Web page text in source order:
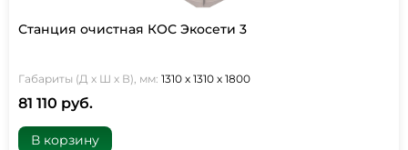
Станция очистная КОС Экосети 3
Габариты (Д х Ш х В), мм: 1310 х 1310 х 1800
81 110 руб.
В корзину